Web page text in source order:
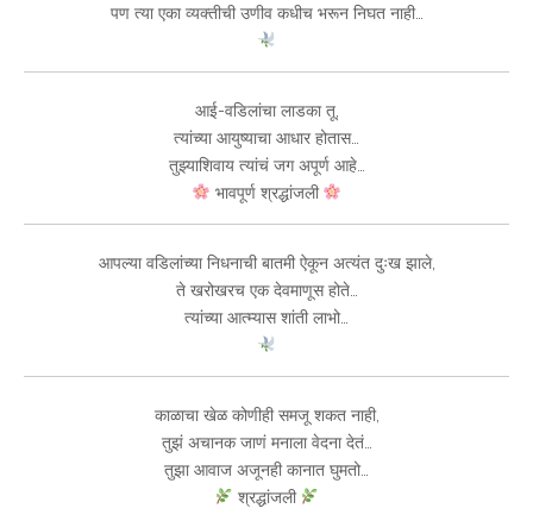
पण त्या एका व्यक्तीची उणीव कधीच भरून निघत नाही…
आई-वडिलांचा लाडका तू,
त्यांच्या आयुष्याचा आधार होतास…
तुझ्याशिवाय त्यांचं जग अपूर्ण आहे…
भावपूर्ण श्रद्धांजली
आपल्या वडिलांच्या निधनाची बातमी ऐकून अत्यंत दुःख झाले,
ते खरोखरच एक देवमाणूस होते…
त्यांच्या आत्म्यास शांती लाभो…
काळाचा खेळ कोणीही समजू शकत नाही,
तुझं अचानक जाणं मनाला वेदना देतं…
तुझा आवाज अजूनही कानात घुमतो…
श्रद्धांजली